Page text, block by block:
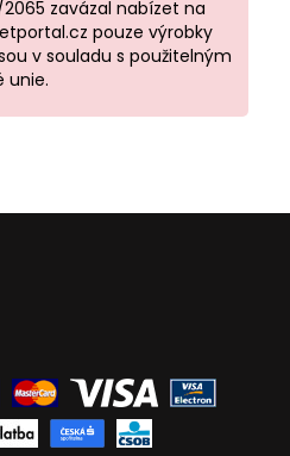
2065 zavázal nabízet na
pouze výrobky
v souladu s použitelným
unie.